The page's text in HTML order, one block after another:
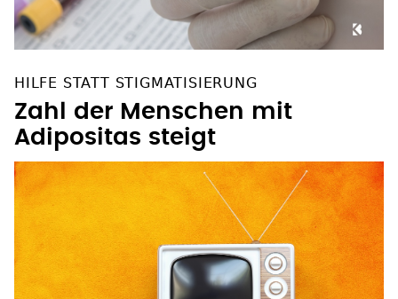
HILFE STATT STIGMATISIERUNG
Zahl der Menschen mit
Adipositas steigt